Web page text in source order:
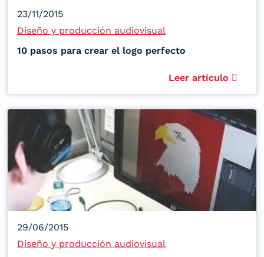
23/11/2015
Diseño y producción audiovisual
10 pasos para crear el logo perfecto
Leer artículo
29/06/2015
Diseño y producción audiovisual